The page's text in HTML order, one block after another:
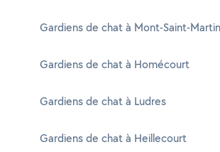
Gardiens de chat à Mont-Saint-Martin
Gardiens de chat à Homécourt
Gardiens de chat à Ludres
Gardiens de chat à Heillecourt